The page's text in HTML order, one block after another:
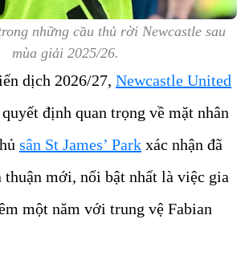
những cầu thủ rời Newcastle sau
mùa giải 2025/26.
dịch 2026/27, Newcastle United
định quan trọng về mặt nhân
sân St James’ Park xác nhận đã
thuận mới, nổi bật nhất là việc gia
một năm với trung vệ Fabian